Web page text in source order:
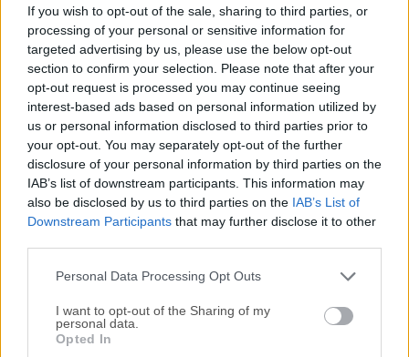
If you wish to opt-out of the sale, sharing to third parties, or
processing of your personal or sensitive information for
targeted advertising by us, please use the below opt-out
section to confirm your selection. Please note that after your
opt-out request is processed you may continue seeing
interest-based ads based on personal information utilized by
us or personal information disclosed to third parties prior to
your opt-out. You may separately opt-out of the further
disclosure of your personal information by third parties on the
IAB’s list of downstream participants. This information may
also be disclosed by us to third parties on the IAB’s List of
Downstream Participants that may further disclose it to other
Personal Data Processing Opt Outs
I want to opt-out of the Sharing of my
personal data.
Opted In
PlayStation 3 que se ejecuta en sistemas operativos
macOS.Permite jugar a juegos de PlayStation 3 en un
ordenador personal, con soporte para funciones
adicionales como controles personalizables, renderizado de
juegos mejorado, juego en red y más.Desde su lanzamiento
original al mercado en mayo de 2011, este software ha
recibido numerosas actualizaciones que han ampliado su
compatibilidad con juegos, han fortalecido la estabilidad
del software y han introducido muchas funciones
adicionales que los jugadores solicitaban.En este
disponible en el mer...